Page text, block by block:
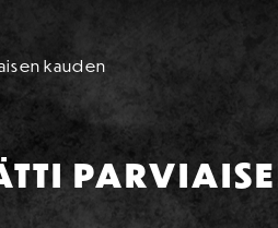
kauden